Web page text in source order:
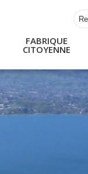
FABRIQUE
CITOYENNE